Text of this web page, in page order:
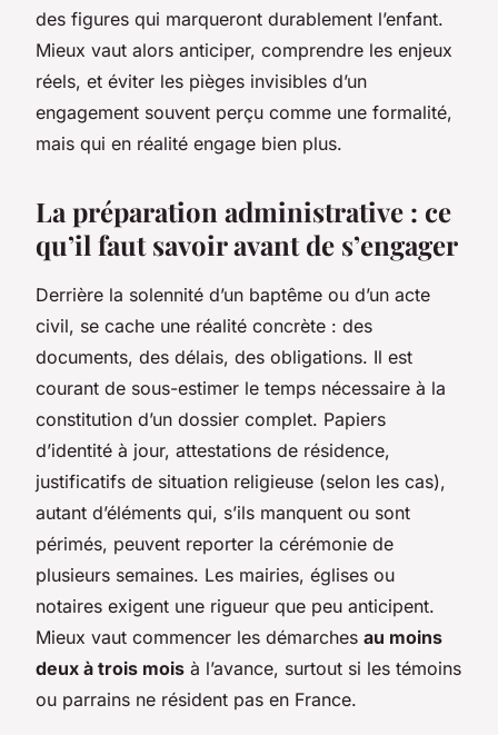
des figures qui marqueront durablement l’enfant.
Mieux vaut alors anticiper, comprendre les enjeux
réels, et éviter les pièges invisibles d’un
engagement souvent perçu comme une formalité,
mais qui en réalité engage bien plus.
La préparation administrative : ce
qu’il faut savoir avant de s’engager
Derrière la solennité d’un baptême ou d’un acte
civil, se cache une réalité concrète : des
documents, des délais, des obligations. Il est
courant de sous-estimer le temps nécessaire à la
constitution d’un dossier complet. Papiers
d’identité à jour, attestations de résidence,
justificatifs de situation religieuse (selon les cas),
autant d’éléments qui, s’ils manquent ou sont
périmés, peuvent reporter la cérémonie de
plusieurs semaines. Les mairies, églises ou
notaires exigent une rigueur que peu anticipent.
Mieux vaut commencer les démarches au moins
deux à trois mois à l’avance, surtout si les témoins
ou parrains ne résident pas en France.